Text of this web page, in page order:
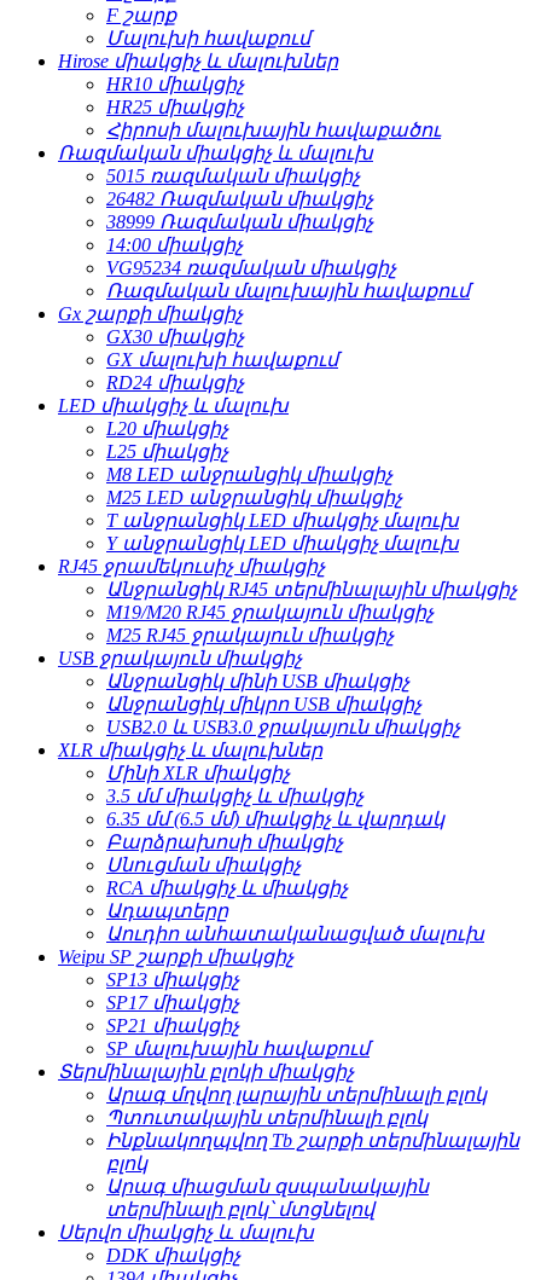
F շարք
Մալուխի հավաքում
Hirose միակցիչ և մալուխներ
HR10 միակցիչ
HR25 միակցիչ
Հիրոսի մալուխային հավաքածու
Ռազմական միակցիչ և մալուխ
5015 ռազմական միակցիչ
26482 Ռազմական միակցիչ
38999 Ռազմական միակցիչ
14:00 միակցիչ
VG95234 ռազմական միակցիչ
Ռազմական մալուխային հավաքում
Gx շարքի միակցիչ
GX30 միակցիչ
GX մալուխի հավաքում
RD24 միակցիչ
LED միակցիչ և մալուխ
L20 միակցիչ
L25 միակցիչ
M8 LED անջրանցիկ միակցիչ
M25 LED անջրանցիկ միակցիչ
T անջրանցիկ LED միակցիչ մալուխ
Y անջրանցիկ LED միակցիչ մալուխ
RJ45 ջրամեկուսիչ միակցիչ
Անջրանցիկ RJ45 տերմինալային միակցիչ
M19/M20 RJ45 ջրակայուն միակցիչ
M25 RJ45 ջրակայուն միակցիչ
USB ջրակայուն միակցիչ
Անջրանցիկ մինի USB միակցիչ
Անջրանցիկ միկրո USB միակցիչ
USB2.0 և USB3.0 ջրակայուն միակցիչ
XLR միակցիչ և մալուխներ
Մինի XLR միակցիչ
3.5 մմ միակցիչ և միակցիչ
6.35 մմ (6.5 մմ) միակցիչ և վարդակ
Բարձրախոսի միակցիչ
Սնուցման միակցիչ
RCA միակցիչ և միակցիչ
Ադապտերը
Աուդիո անհատականացված մալուխ
Weipu SP շարքի միակցիչ
SP13 միակցիչ
SP17 միակցիչ
SP21 միակցիչ
SP մալուխային հավաքում
Տերմինալային բլոկի միակցիչ
Արագ մղվող լարային տերմինալի բլոկ
Պտուտակային տերմինալի բլոկ
Ինքնակողպվող Tb շարքի տերմինալային
բլոկ
Արագ միացման զսպանակային
տերմինալի բլոկ՝ մտցնելով
Սերվո միակցիչ և մալուխ
DDK միակցիչ